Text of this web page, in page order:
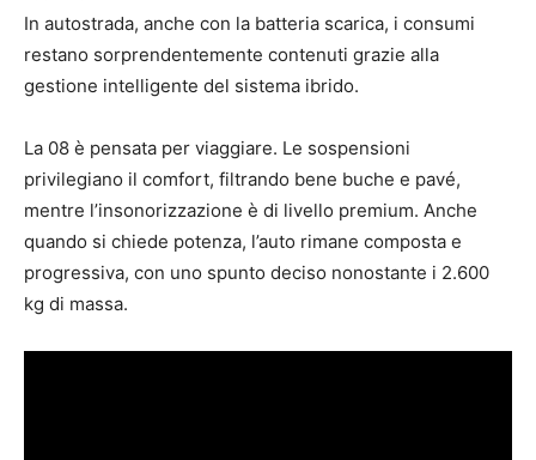
In autostrada, anche con la batteria scarica, i consumi
restano sorprendentemente contenuti grazie alla
gestione intelligente del sistema ibrido.
La 08 è pensata per viaggiare. Le sospensioni
privilegiano il comfort, filtrando bene buche e pavé,
mentre l’insonorizzazione è di livello premium. Anche
quando si chiede potenza, l’auto rimane composta e
progressiva, con uno spunto deciso nonostante i 2.600
kg di massa.